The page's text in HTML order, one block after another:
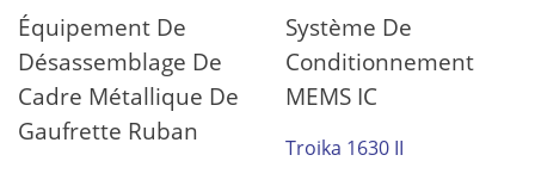
Équipement De
Désassemblage De
Cadre Métallique De
Gaufrette Ruban
Système De
Conditionnement
MEMS IC
Troika 1630 II